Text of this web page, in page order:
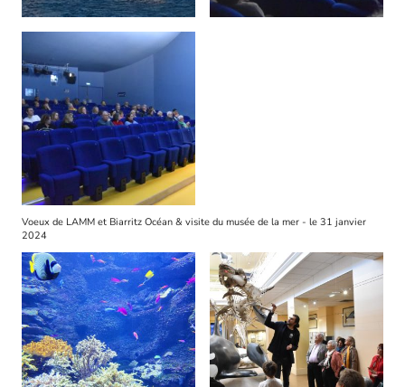
Voeux de LAMM et Biarritz Océan & visite du musée de la mer - le 31 janvier
2024